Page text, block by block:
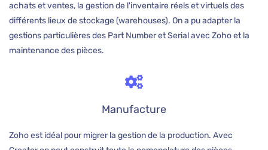
achats et ventes, la gestion de l'inventaire réels et virtuels des
différents lieux de stockage (warehouses). On a pu adapter la
gestions particulières des Part Number et Serial avec Zoho et la
maintenance des pièces.
Manufacture
Zoho est idéal pour migrer la gestion de la production. Avec